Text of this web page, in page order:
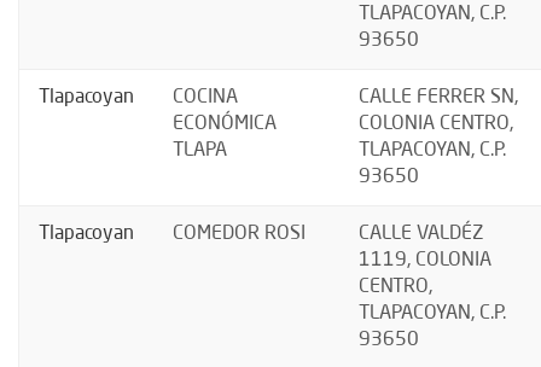
TLAPACOYAN, C.P.
93650
Tlapacoyan
COCINA
ECONÓMICA
TLAPA
CALLE FERRER SN,
COLONIA CENTRO,
TLAPACOYAN, C.P.
93650
Tlapacoyan COMEDOR ROSI
CALLE VALDÉZ
1119, COLONIA
CENTRO,
TLAPACOYAN, C.P.
93650